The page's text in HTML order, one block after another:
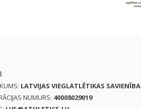
LATVIJAS VIEGLATLĒTIKAS SAVIENĪBA
NUMURS: 40008029019